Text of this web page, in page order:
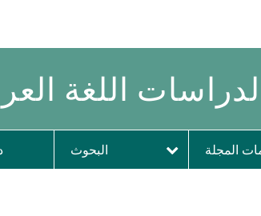
اللغة
المجلة البحوث